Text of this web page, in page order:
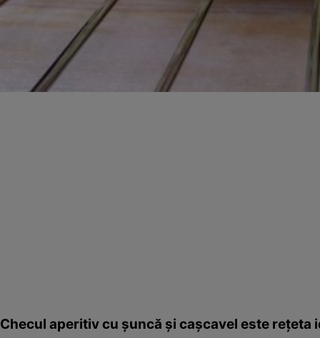
Checul aperitiv cu şuncă şi caşcavel este